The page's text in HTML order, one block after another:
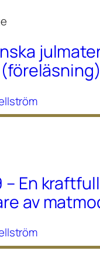
– En kraftfull
av